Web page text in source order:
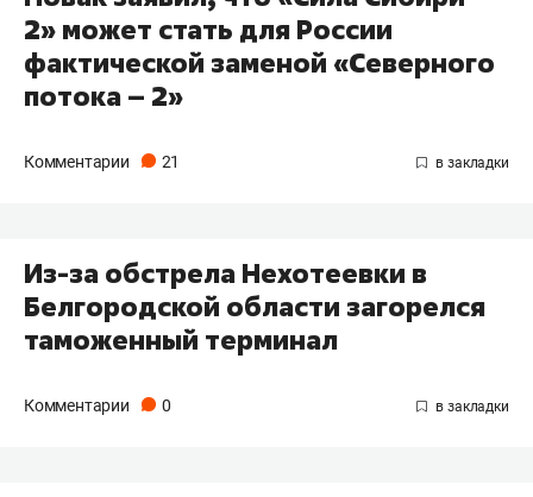
2» может стать для России
фактической заменой «Северного
потока – 2»
Комментарии 21
Из-за обстрела Нехотеевки в
Белгородской области загорелся
таможенный терминал
Комментарии 0